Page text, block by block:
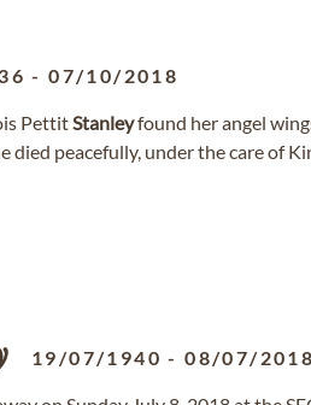
-07/10/2018
PettitStanleyfound her angel
died peacefully, under the care of
19/07/1940 -08/07/2018